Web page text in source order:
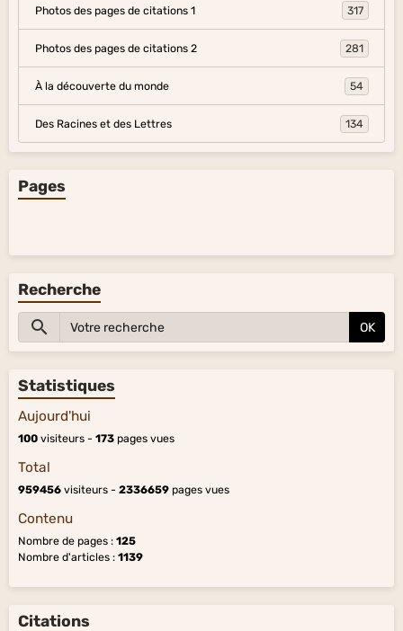
Photos des pages de citations 1 317
Photos des pages de citations 2 281
À la découverte du monde 54
Des Racines et des Lettres 134
Pages
Recherche
OK
Statistiques
Aujourd'hui
100 visiteurs - 173 pages vues
Total
959456 visiteurs - 2336659 pages vues
Contenu
Nombre de pages : 125
Nombre d'articles : 1139
Citations